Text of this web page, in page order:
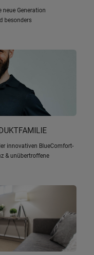
neue Generation
besonders
innovativen BlueComfort-
& unübertroffene